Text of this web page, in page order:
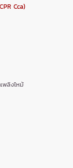
Cca)
พลิงไหม้